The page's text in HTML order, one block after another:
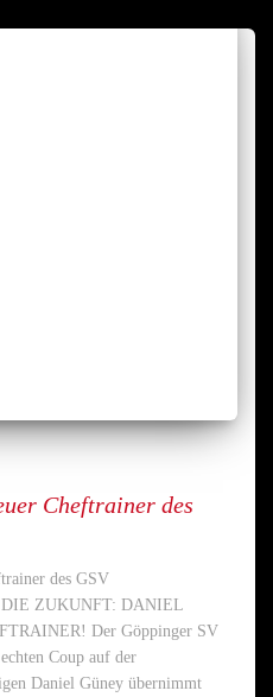
Cheftrainer des
des GSV
ZUKUNFT: DANIEL
Der Göppinger SV
Coup auf der
Daniel Güney übernimmt